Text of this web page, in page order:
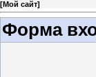
[Мой сайт]
Форма